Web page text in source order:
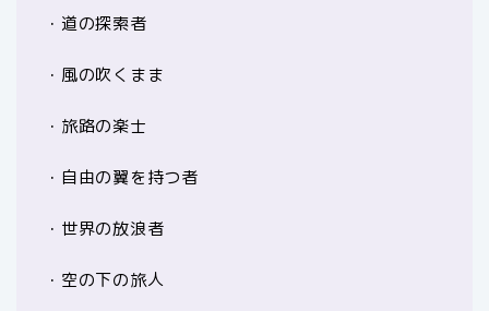
・道の探索者
・風の吹くまま
・旅路の楽士
・自由の翼を持つ者
・世界の放浪者
・空の下の旅人